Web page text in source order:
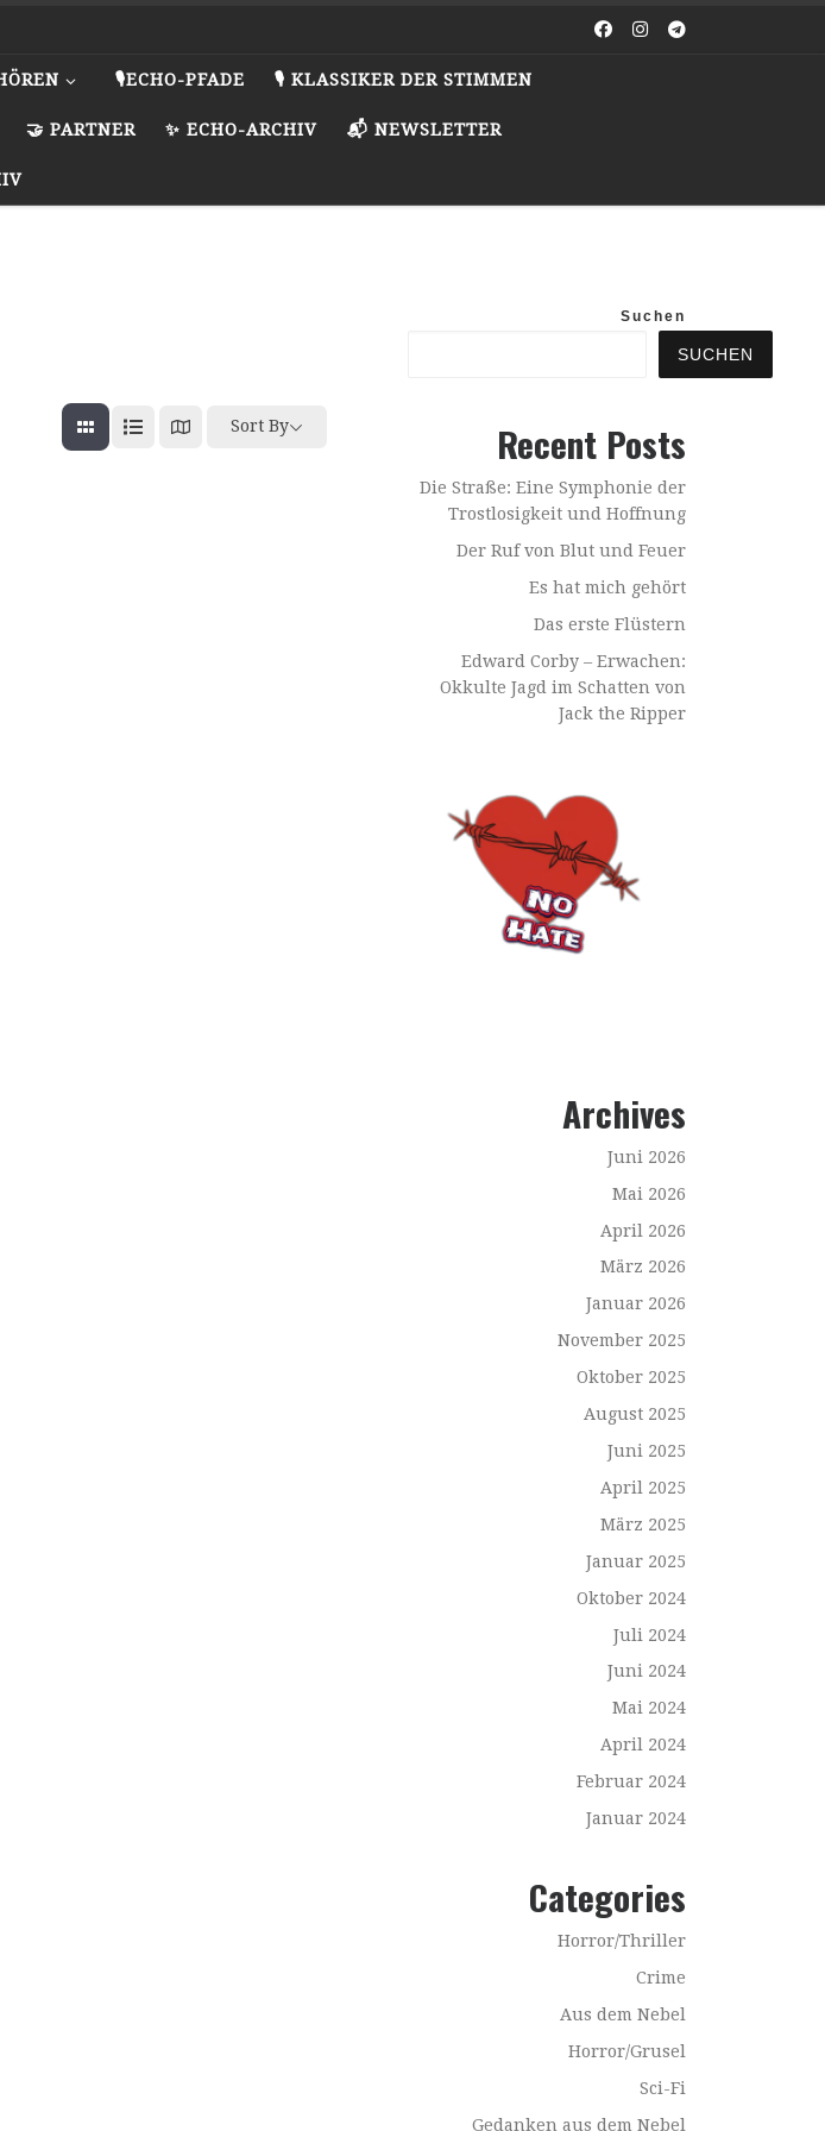
🎙️ECHO-PFADE 🎙️ KLASSIKER DER STIMMEN
🤝 PARTNER ✨ ECHO-ARCHIV 📬 NEWSLETTER
Sort By
Suchen
SUCHEN
Recent Posts
Die Straße: Eine Symphonie der
Trostlosigkeit und Hoffnung
Der Ruf von Blut und Feuer
Es hat mich gehört
Das erste Flüstern
Edward Corby – Erwachen:
Okkulte Jagd im Schatten von
Jack the Ripper
Archives
Juni 2026
Mai 2026
April 2026
März 2026
Januar 2026
November 2025
Oktober 2025
August 2025
Juni 2025
April 2025
März 2025
Januar 2025
Oktober 2024
Juli 2024
Juni 2024
Mai 2024
April 2024
Februar 2024
Januar 2024
Categories
Horror/Thriller
Crime
Aus dem Nebel
Horror/Grusel
Sci-Fi
Gedanken aus dem Nebel